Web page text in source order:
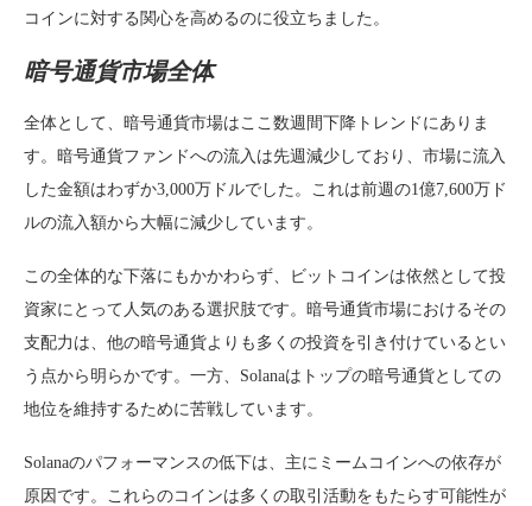
コインに対する関心を高めるのに役立ちました。
暗号通貨市場全体
全体として、暗号通貨市場はここ数週間下降トレンドにありま
す。暗号通貨ファンドへの流入は先週減少しており、市場に流入
した金額はわずか3,000万ドルでした。これは前週の1億7,600万ド
ルの流入額から大幅に減少しています。
この全体的な下落にもかかわらず、ビットコインは依然として投
資家にとって人気のある選択肢です。暗号通貨市場におけるその
支配力は、他の暗号通貨よりも多くの投資を引き付けているとい
う点から明らかです。一方、Solanaはトップの暗号通貨としての
地位を維持するために苦戦しています。
Solanaのパフォーマンスの低下は、主にミームコインへの依存が
原因です。これらのコインは多くの取引活動をもたらす可能性が